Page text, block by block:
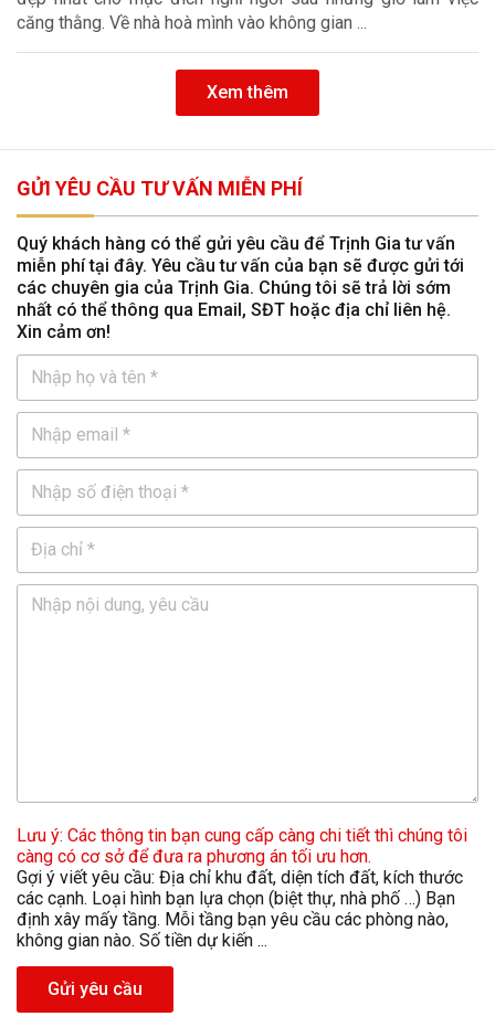
căng thằng. Về nhà hoà mình vào không gian ...
Xem thêm
GỬI YÊU CẦU TƯ VẤN MIỄN PHÍ
Quý khách hàng có thể gửi yêu cầu để Trịnh Gia tư vấn
miễn phí tại đây. Yêu cầu tư vấn của bạn sẽ được gửi tới
các chuyên gia của Trịnh Gia. Chúng tôi sẽ trả lời sớm
nhất có thể thông qua Email, SĐT hoặc địa chỉ liên hệ.
Xin cảm ơn!
Lưu ý: Các thông tin bạn cung cấp càng chi tiết thì chúng tôi
càng có cơ sở để đưa ra phương án tối ưu hơn.
Gợi ý viết yêu cầu: Địa chỉ khu đất, diện tích đất, kích thước
các cạnh. Loại hình bạn lựa chọn (biệt thự, nhà phố …) Bạn
định xây mấy tầng. Mỗi tầng bạn yêu cầu các phòng nào,
không gian nào. Số tiền dự kiến ...
Gửi yêu cầu